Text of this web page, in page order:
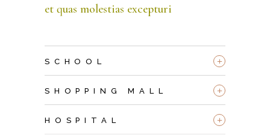
et quas molestias excepturi
SCHOOL +
SHOPPING MALL +
HOSPITAL +